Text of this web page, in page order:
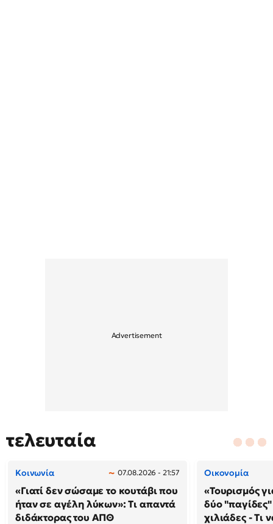
τελευταία
Κοινωνία 07.08.2026 - 21:57
«Γιατί δεν σώσαμε το κουτάβι που
ήταν σε αγέλη λύκων»: Τι απαντά
διδάκτορας του ΑΠΘ
Οικονομία
«Τουρισμός
δύο
χιλιάδες - Τι